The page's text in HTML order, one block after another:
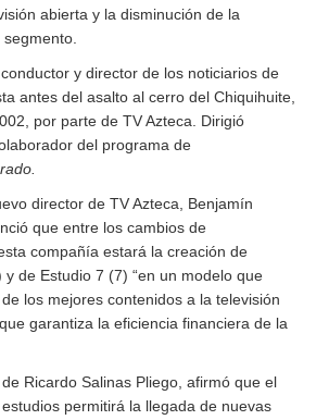
abierta y la disminución de la
y director de los noticiarios de
antes del asalto al cerro del Chiquihuite,
por parte de TV Azteca. Dirigió
del programa de
director de TV Azteca, Benjamín
que entre los cambios de
compañía estará la creación de
y de Estudio 7 (7) “en un modelo que
los mejores contenidos a la televisión
garantiza la eficiencia financiera de la
Ricardo Salinas Pliego, afirmó que el
permitirá la llegada de nuevas